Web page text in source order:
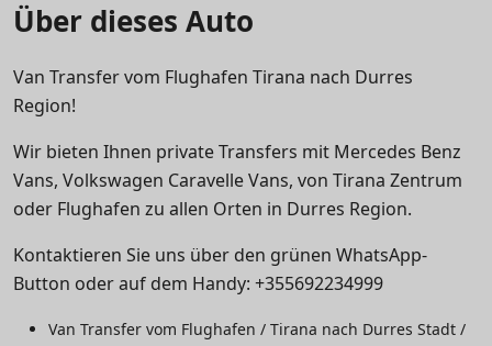
Über dieses Auto
Van Transfer vom Flughafen Tirana nach Durres
Region!
Wir bieten Ihnen private Transfers mit Mercedes Benz
Vans, Volkswagen Caravelle Vans, von Tirana Zentrum
oder Flughafen zu allen Orten in Durres Region.
Kontaktieren Sie uns über den grünen WhatsApp-
Button oder auf dem Handy: +355692234999
Van Transfer vom Flughafen / Tirana nach Durres Stadt /